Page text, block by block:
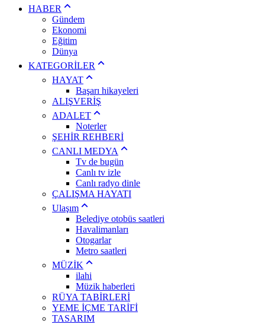
HABER
Gündem
Ekonomi
Eğitim
Dünya
KATEGORİLER
HAYAT
Başarı hikayeleri
ALIŞVERİŞ
ADALET
Noterler
ŞEHİR REHBERİ
CANLI MEDYA
Tv de bugün
Canlı tv izle
Canlı radyo dinle
ÇALIŞMA HAYATI
Ulaşım
Belediye otobüs saatleri
Havalimanları
Otogarlar
Metro saatleri
MÜZİK
ilahi
Müzik haberleri
RÜYA TABİRLERİ
YEME İÇME TARİFİ
TASARIM